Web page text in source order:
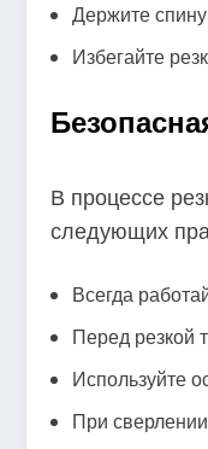
Держите
Избегайте
В процессе
следующих
Всегда
Перед резкой
Используйте
При